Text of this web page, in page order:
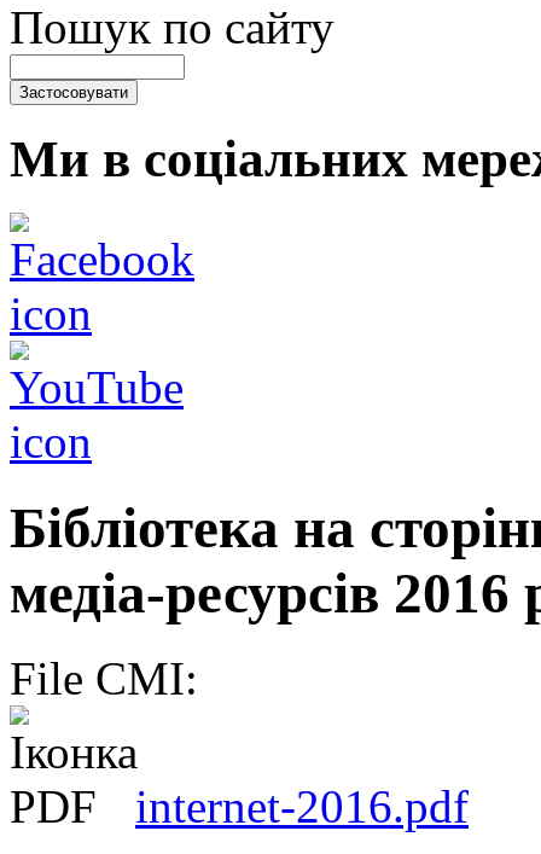
Пошук по сайту
Ми в соціальних
Бібліотека на
медіа-ресурсів 2016
File CMI:
internet-2016.pdf